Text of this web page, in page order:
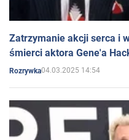
Zatrzymanie akcji serca i
śmierci aktora Gene'a
Rozrywka04.03.2025 14:54